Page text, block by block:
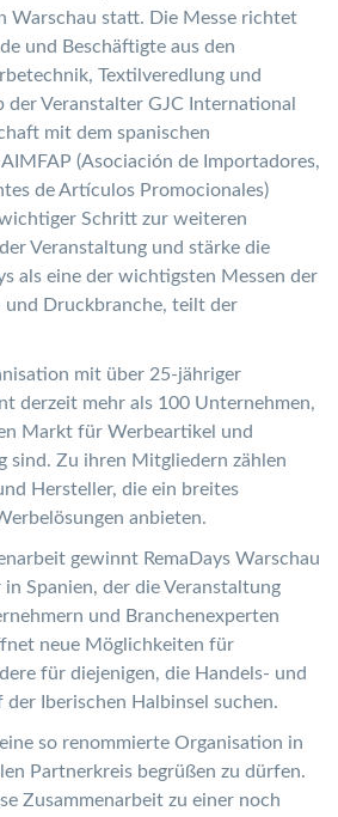
Warschau statt. Die Messe richtet
und Beschäftigte aus den
Textilveredlung und
Veranstalter GJC International
mit dem spanischen
(Asociación de Importadores,
de Artículos Promocionales)
Schritt zur weiteren
Veranstaltung und stärke die
als eine der wichtigsten Messen der
und Druckbranche, teilt der
mit über 25-jähriger
derzeit mehr als 100 Unternehmen,
Markt für Werbeartikel und
sind. Zu ihren Mitgliedern zählen
Hersteller, die ein breites
anbieten.
gewinnt RemaDays Warschau
Spanien, der die Veranstaltung
und Branchenexperten
neue Möglichkeiten für
für diejenigen, die Handels- und
Iberischen Halbinsel suchen.
so renommierte Organisation in
Partnerkreis begrüßen zu dürfen.
Zusammenarbeit zu einer noch